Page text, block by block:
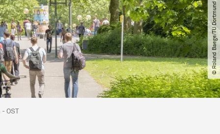
© Roland Baege​/​TU Dortmund
OST